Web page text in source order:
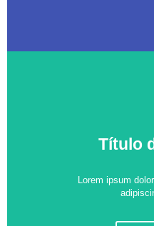
Título
Lorem ipsum